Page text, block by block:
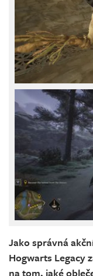
Jako správná
Hogwarts Legacy
na tom, jaké